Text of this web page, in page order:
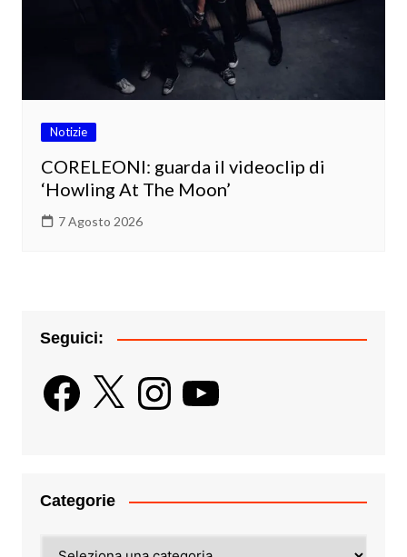
Notizie
CORELEONI: guarda il videoclip di
‘Howling At The Moon’
7 Agosto 2026
Seguici:
Facebook
X InstagramYouTube
Categorie